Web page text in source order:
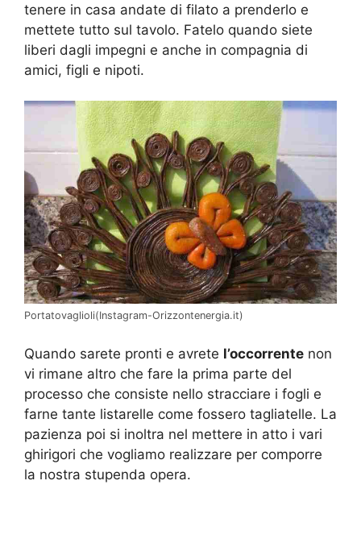
tenere in casa andate di filato a prenderlo e
mettete tutto sul tavolo. Fatelo quando siete
liberi dagli impegni e anche in compagnia di
amici, figli e nipoti.
Portatovaglioli(Instagram-Orizzontenergia.it)
Quando sarete pronti e avrete l’occorrente non
vi rimane altro che fare la prima parte del
processo che consiste nello stracciare i fogli e
farne tante listarelle come fossero tagliatelle. La
pazienza poi si inoltra nel mettere in atto i vari
ghirigori che vogliamo realizzare per comporre
la nostra stupenda opera.